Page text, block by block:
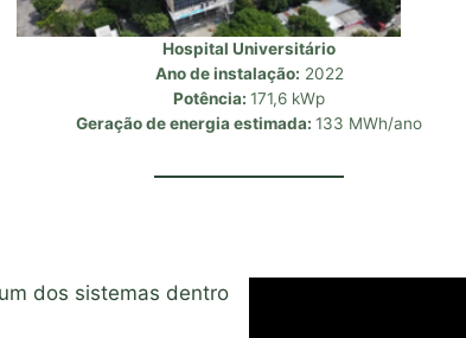
Hospital Universitário
Ano de instalação: 2022
Potência: 171,6 kWp
Geração de energia estimada: 133 MWh/ano
dos sistemas dentro